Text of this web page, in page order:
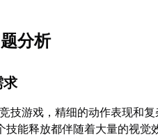
分析
求
技游戏，精细的动作表现和
技能释放都伴随着大量的视觉